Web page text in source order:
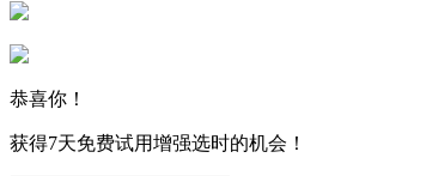
恭喜你！
获得7天免费试用增强选时的机会！